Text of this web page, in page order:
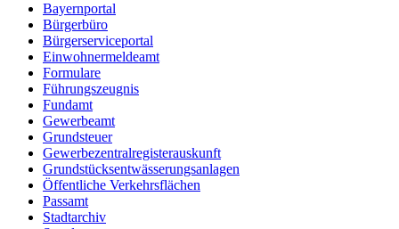
Bayernportal
Bürgerbüro
Bürgerserviceportal
Einwohnermeldeamt
Formulare
Führungszeugnis
Fundamt
Gewerbeamt
Grundsteuer
Gewerbezentralregisterauskunft
Grundstücksentwässerungsanlagen
Öffentliche Verkehrsflächen
Passamt
Stadtarchiv